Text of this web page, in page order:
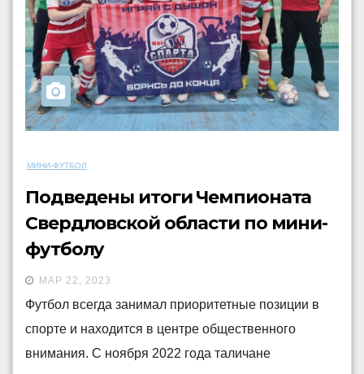
МИНИ-ФУТБОЛ
Подведены итоги Чемпионата
Свердловской области по мини-
футболу
МАР 22, 2023
Футбол всегда занимал приоритетные позиции в
спорте и находится в центре общественного
внимания. С ноября 2022 года таличане